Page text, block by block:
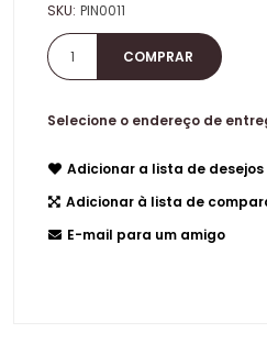
SKU: PIN0011
Selecione o endereço de
Adicionar a lista de desejos
Adicionar à lista de
E-mail para um amigo